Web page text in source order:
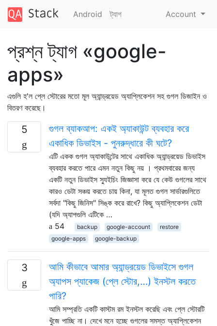
Android ট্যাগ Account
প্রশ্ন ট্যাগ «google-
apps»
এগুলি হ'ল প্লে স্টোরের মতো মূল অ্যান্ড্রয়েড অ্যাপ্লিকেশন সহ গুগল ডিজাইন ও
বিতরণ করেছে।
5
গুগল ব্যাকআপ: একই অ্যাকাউন্ট ব্যবহার করে
একাধিক ডিভাইস - পুনরুদ্ধারে কী ঘটে?
এটি একক গুগল অ্যাকাউন্টের সাথে একাধিক অ্যান্ড্রয়েড ডিভাইস
ব্যবহার করতে পারে এমন নতুন কিছু নয় । প্রথমবারের জন্য
একটি নতুন ডিভাইস স্যুইচিং জিজ্ঞাসা করে যে কেউ গুগলের সাথে
কারও ডেটা সঞ্চয় করতে চায় কিনা, যা মূলত গুগল সার্ভারগুলিতে
সর্বদা "কিছু জিনিস" সিঙ্ক করে রাখে? কিছু অ্যাপ্লিকেশন ডেটা
(যদি অ্যাপগুলি এটিকে …
54
backup google-account
restore
google-apps
google-backup
3
আমি কীভাবে আমার অ্যান্ড্রয়েড ডিভাইসে গুগল
অ্যাপস প্যাকেজ (প্লে স্টোর,…) ইনস্টল করতে
পারি?
আমি সম্প্রতি একটি কাস্টম রম ইনস্টল করেছি এবং প্লে স্টোরটি
খুঁজে পাচ্ছি না। দেখে মনে হচ্ছে গুগলের সমস্ত অ্যাপ্লিকেশন